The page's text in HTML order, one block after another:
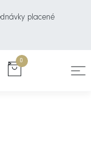
placené
0